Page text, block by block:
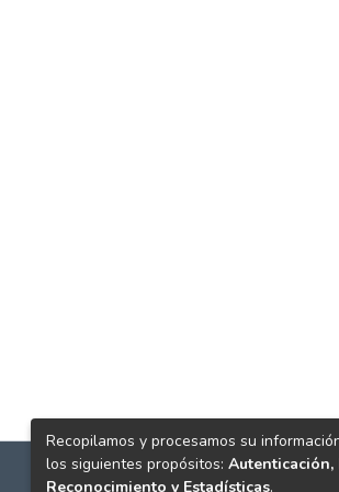
Recopilamos y procesamos su
los siguientes propósitos: Autenticación,
Reconocimiento y Estadísticas.